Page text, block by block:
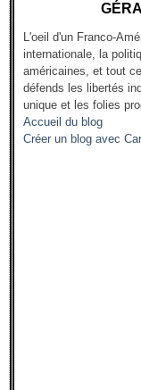
L'oeil d'un Franco-
internationale, la
américaines, et tout
défends les libertés
unique et les folies
Accueil du blog
Créer un blog avec